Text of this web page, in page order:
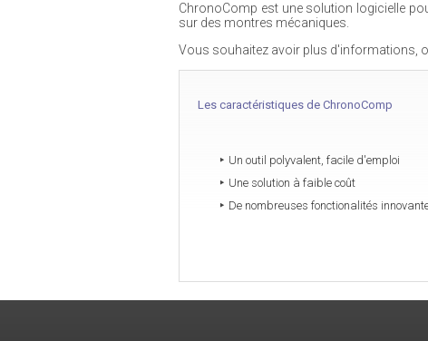
ChronoComp est une solution logicielle
sur des montres mécaniques.
Vous souhaitez avoir plus d'informations,
Les caractéristiques de ChronoComp
Un outil polyvalent, facile d'emploi
Une solution à faible coût
De nombreuses fonctionalités